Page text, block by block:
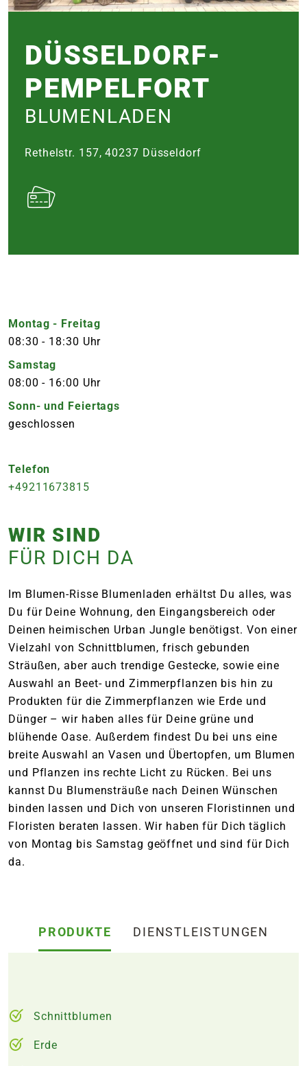
DÜSSEL­DORF-
PEMPEL­FORT
BLUMENLADEN
Rethelstr. 157, 40237 Düsseldorf
Montag - Freitag
08:30 - 18:30 Uhr
Samstag
08:00 - 16:00 Uhr
Sonn- und Feiertags
geschlossen
Telefon
+49211673815
WIR SIND
FÜR DICH DA
Im Blumen-Risse Blumenladen erhältst Du alles, was
Du für Deine Wohnung, den Eingangsbereich oder
Deinen heimischen Urban Jungle benötigst. Von einer
Vielzahl von Schnittblumen, frisch gebunden
Sträußen, aber auch trendige Gestecke, sowie eine
Auswahl an Beet- und Zimmerpflanzen bis hin zu
Produkten für die Zimmerpflanzen wie Erde und
Dünger – wir haben alles für Deine grüne und
blühende Oase. Außerdem findest Du bei uns eine
breite Auswahl an Vasen und Übertopfen, um Blumen
und Pflanzen ins rechte Licht zu Rücken. Bei uns
kannst Du Blumensträuße nach Deinen Wünschen
binden lassen und Dich von unseren Floristinnen und
Floristen beraten lassen. Wir haben für Dich täglich
von Montag bis Samstag geöffnet und sind für Dich
da.
PRODUKTE DIENSTLEISTUNGEN
Schnittblumen
Erde